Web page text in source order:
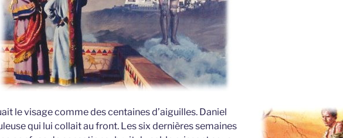
le visage comme des centaines d’aiguilles. Daniel
qui lui collait au front. Les six dernières semaines